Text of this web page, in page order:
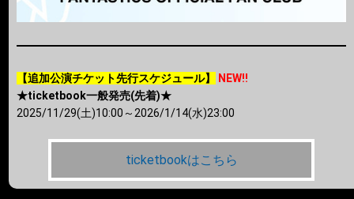
【追加公演チケット先行スケジュール】
NEW!!
★ticketbook一般発売(先着)★
2025/11/29(土)10:00～2026/1/14(水)23:00
ticketbookはこちら